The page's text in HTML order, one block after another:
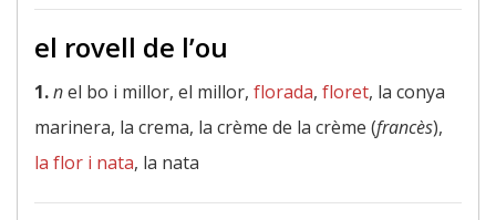
el rovell de l’ou
1.nel bo i millor, el millor, florada, floret, la conya
marinera, la crema, la crème de la crème (francès),
la flor i nata, la nata